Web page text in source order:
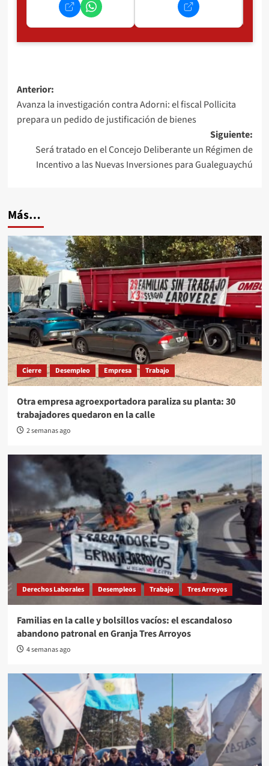
Navegación
de
entradas
Anterior:
Avanza la investigación contra Adorni: el fiscal Pollicita
prepara un pedido de justificación de bienes
Siguiente:
Será tratado en el Concejo Deliberante un Régimen de
Incentivo a las Nuevas Inversiones para Gualeguaychú
Más…
Cierre Desempleo Empresa Trabajo
Otra empresa agroexportadora paraliza su planta: 30
trabajadores quedaron en la calle
2 semanas ago
Derechos Laborales Desempleos Trabajo Tres Arroyos
Familias en la calle y bolsillos vacíos: el escandaloso
abandono patronal en Granja Tres Arroyos
4 semanas ago